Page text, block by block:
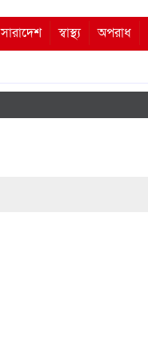
সারাদেশ স্বাস্থ্য অপরাধ